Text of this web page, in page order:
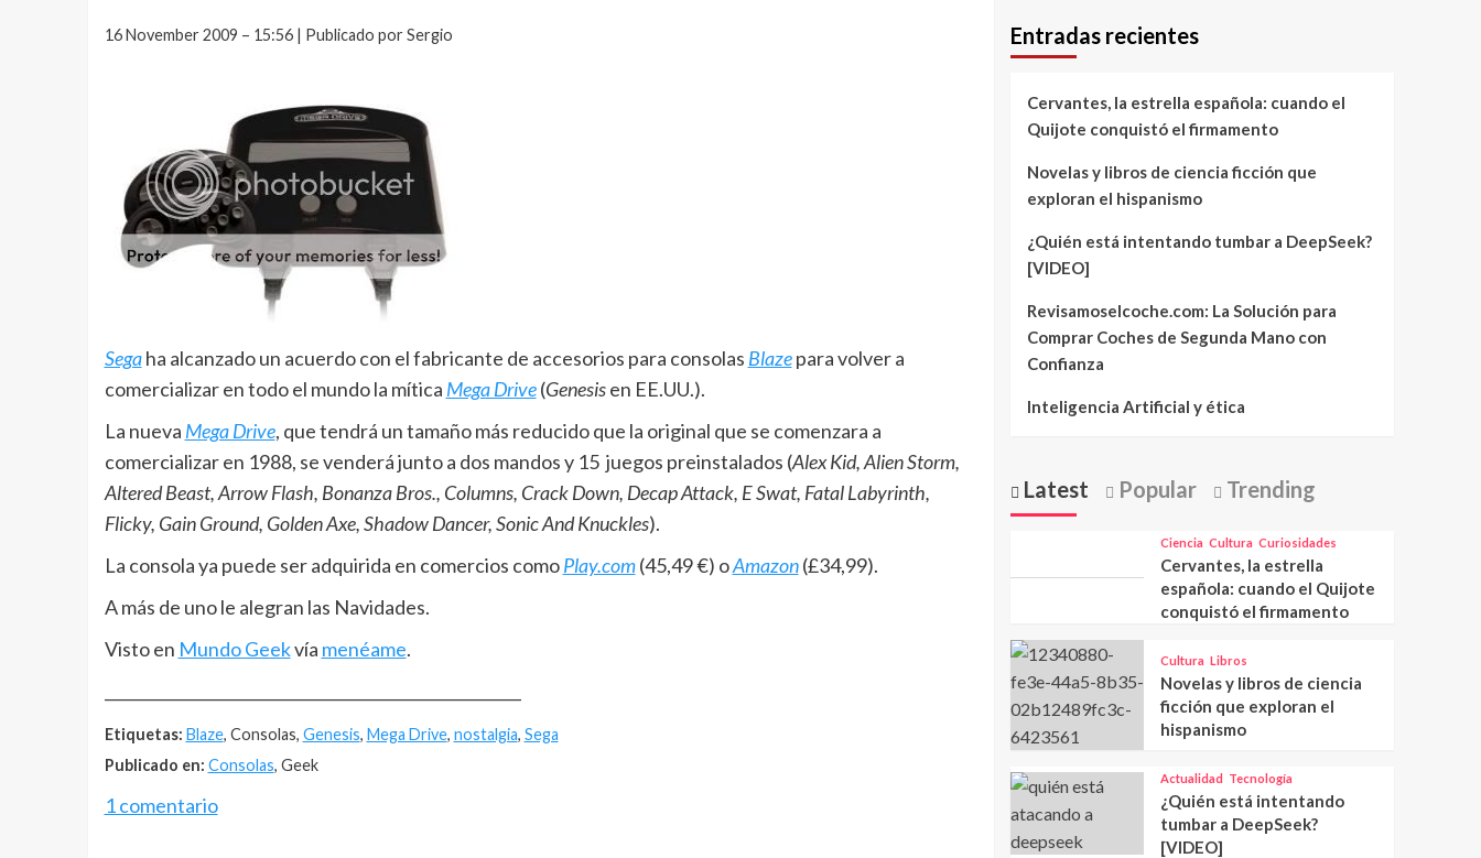
16 November 2009 – 15:56 | Publicado por Sergio
Segaha alcanzado un acuerdo con el fabricante de accesorios para consolas Blazepara volver a
comercializar en todo el mundo la mítica Mega Drive(Genesisen EE.UU.).
La nueva Mega Drive, que tendrá un tamaño más reducido que la original que se comenzara a
comercializar en 1988, se venderá junto a dos mandos y 15 juegos preinstalados (Alex Kid, Alien Storm,
Altered Beast, Arrow Flash, Bonanza Bros., Columns, Crack Down, Decap Attack, E Swat, Fatal Labyrinth,
Flicky, Gain Ground, Golden Axe, Shadow Dancer, Sonic And Knuckles).
La consola ya puede ser adquirida en comercios comoPlay.com(45,49 €) oAmazon(£34,99).
A más de uno le alegran las Navidades.
Visto en Mundo Geekvía menéame.
Etiquetas: Blaze, Consolas, Genesis, Mega Drive, nostalgia, Sega
Publicado en: Consolas, Geek
1 comentario
Entradas recientes
Cervantes, la estrella española: cuando el
Quijote conquistó el firmamento
Novelas y libros de ciencia ficción que
exploran el hispanismo
¿Quién está intentando tumbar a DeepSeek?
[VIDEO]
Revisamoselcoche.com: La Solución para
Comprar Coches de Segunda Mano con
Confianza
Inteligencia Artificial y ética
Latest Popular Trending
Ciencia Cultura Curiosidades
Cervantes, la estrella
española: cuando el Quijote
conquistó el firmamento
Cultura Libros
Novelas y libros de ciencia
ficción que exploran el
hispanismo
Actualidad Tecnología
¿Quién está intentando
tumbar a DeepSeek?
[VIDEO]